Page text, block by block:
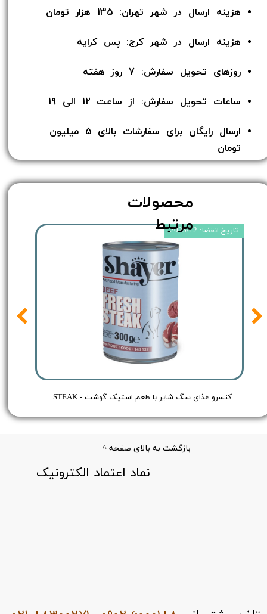
هزینه ارسال در شهر تهران: 135 هزار تومان
هزینه ارسال در شهر کرج: پس کرایه
روزهای تحویل سفارش: 7 روز هفته
ساعات تحویل سفارش: از ساعت 12 الی 19
ارسال رایگان برای سفارشات بالای 5 میلیون
تومان​​​​​​​
کنسرو غذای سگ شایر با طعم استیک گوشت - Shayer BEEF FRESH STEAK - وزن 300 گرم
تاریخ انقضا: 2025/12
محصولات
مرتبط
بازگشت به بالای صفحه ^
​نماد اعتماد الکترونیک